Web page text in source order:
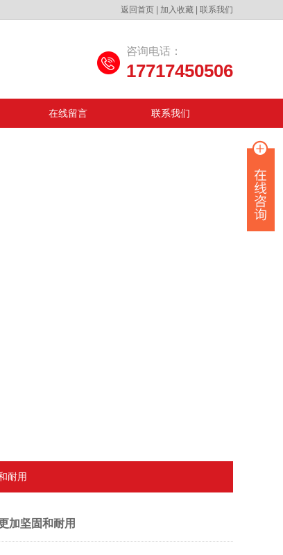
返回首页 加入收藏 联系我们
咨询电话：
17717450506
在线留言 联系我们
耐用
加坚固和耐用